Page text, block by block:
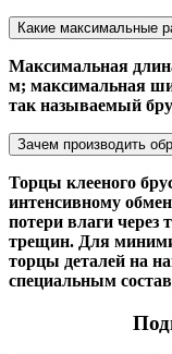
Какие максимальные
Максимальная
м; максимальная
так называемый
Зачем производить
Торцы клееного
интенсивному
потери влаги
трещин. Для
торцы деталей на
специальным